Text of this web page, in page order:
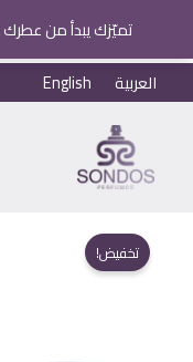
تميّزك يبدأ من
تخطي
إلى
العربية English
تخفيض!